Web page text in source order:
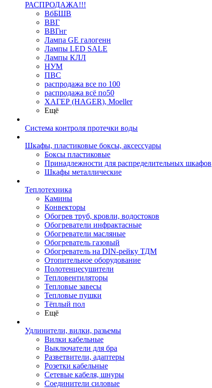
РАСПРОДАЖА!!!
ВбБШВ
ВВГ
ВВГнг
Лампа GE галогенн
Лампы LED SALE
Лампы КЛЛ
НУМ
ПВС
распродажа все по 100
распродажа всё по50
ХАГЕР (HAGER), Moeller
Ещё
Система контроля протечки воды
Шкафы, пластиковые боксы, аксессуары
Боксы пластиковые
Принадлежности для распределительных шкафов
Шкафы металлические
Теплотехника
Камины
Конвекторы
Обогрев труб, кровли, водостоков
Обогреватели инфрактасные
Обогреватели масляные
Обогреватель газовый
Обогреватель на DIN-рейку ТДМ
Отопительное оборудование
Полотенцесушители
Тепловентиляторы
Тепловые завесы
Тепловые пушки
Тёплый пол
Ещё
Удлинители, вилки, разьемы
Вилки кабельные
Выключатели для бра
Разветвители, адаптеры
Розетки кабельные
Сетевые кабеля, шнуры
Соединители силовые